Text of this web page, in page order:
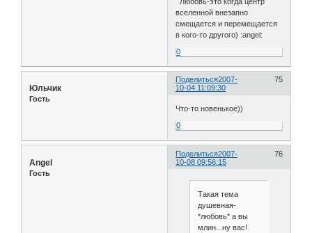
вселенной внезапно
смещается и перемещается
в кого-то другого) :angel:
0
Поделиться 75
2007-
10-04 11:09:30
Юльчик
Гость
Что-то новенькое))
0
Поделиться 76
2007-
10-08 09:56:15
Angel
Гость
Такая тема
душевная-
*любовь* а вы
млин...ну вас!